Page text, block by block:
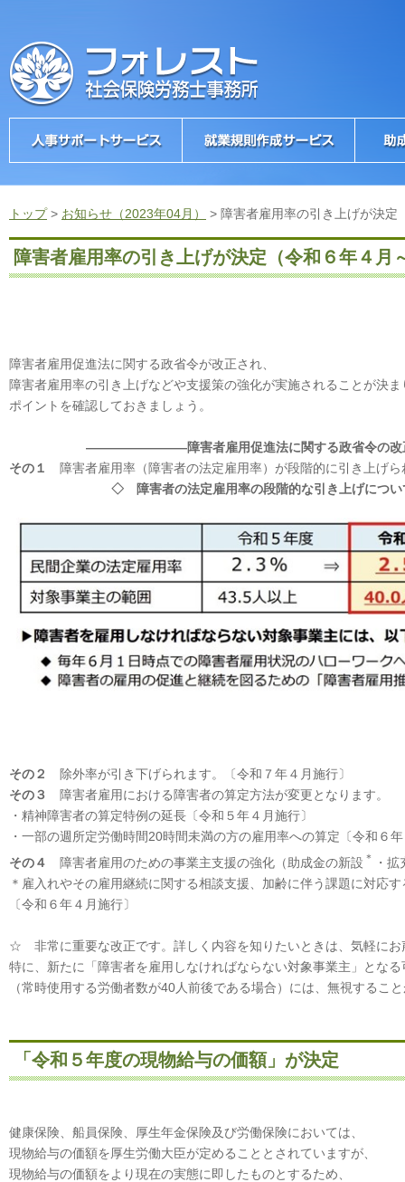
トップ> お知らせ（2023年04月） > 障害者雇用率の引き上げが決
障害者雇用率の引き上げが決定（令和６年４
障害者雇用促進法に関する政省令が改正され、
障害者雇用率の引き上げなどや支援策の強化が実施されることが決
ポイントを確認しておきましょう。
――――――――障害者雇用促進法に関する政省令
その１
障害者雇用率（障害者の法定雇用率）が段階的に引き上げ
◇ 障害者の法定雇用率の段階的な引き上げにつ
その２
除外率が引き下げられます。〔令和７年４月施行〕
その３
障害者雇用における障害者の算定方法が変更となります。
・精神障害者の算定特例の延長〔令和５年４月施行〕
・一部の週所定労働時間20時間未満の方の雇用率への算定〔令和６
その４
障害者雇用のための事業主支援の強化（助成金の新設 ＊
・
＊雇入れやその雇用継続に関する相談支援、加齢に伴う課題に対応
〔令和６年４月施行〕
☆ 非常に重要な改正です。詳しく内容を知りたいときは、気軽にお
特に、新たに「障害者を雇用しなければならない対象事業主」とな
（常時使用する労働者数が40人前後である場合）には、無視するこ
「令和５年度の現物給与の価額」が決定
健康保険、船員保険、厚生年金保険及び労働保険においては、
現物給与の価額を厚生労働大臣が定めることとされていますが、
現物給与の価額をより現在の実態に即したものとするため、